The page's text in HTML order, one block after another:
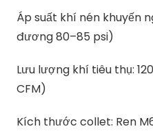
Áp suất khí nén khuyến
đương 80–85 psi)
Lưu lượng khí tiêu thụ:
CFM)
Kích thước collet: Ren